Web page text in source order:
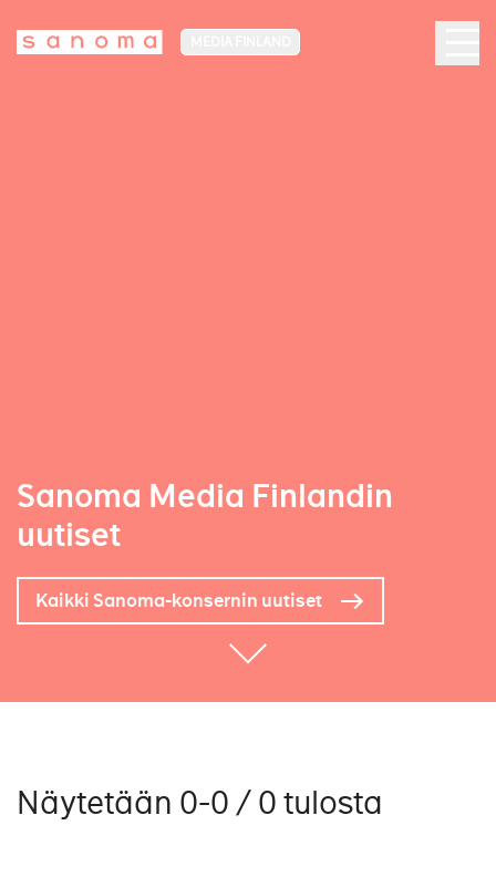
Sanoma Media Finlandin
uutiset
Kaikki Sanoma-konsernin uutiset
Näytetään 0-0 / 0 tulosta